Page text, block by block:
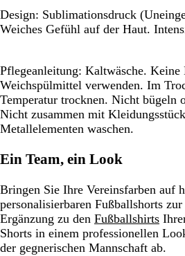
Design: Sublimationsdruck
Weiches Gefühl auf der Haut.
Pflegeanleitung: Kaltwäsche. Keine
Weichspülmittel verwenden. Im
Temperatur trocknen. Nicht bügeln
Nicht zusammen mit
Metallelementen waschen.
Ein Team, ein Look
Bringen Sie Ihre Vereinsfarben auf
personalisierbaren Fußballshorts
Ergänzung zu den Fußballshirts
Shorts in einem professionellen
der gegnerischen Mannschaft ab.